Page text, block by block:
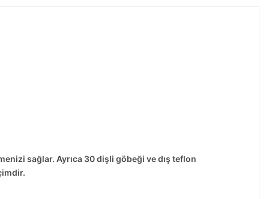
sağlar. Ayrıca 30 dişli göbeği ve dış teflon